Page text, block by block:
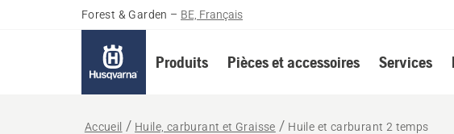
Forest & Garden – BE, Français
Produits Pièces et accessoires Services
Accueil Huile, carburant et Graisse Huile et carburant 2 temps